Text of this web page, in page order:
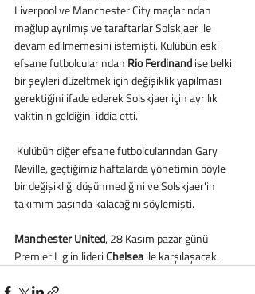
Liverpool ve Manchester City maçlarından
mağlup ayrılmış ve taraftarlar Solskjaer ile
devam edilmemesini istemişti. Kulübün eski
efsane futbolcularından Rio Ferdinand ise belki
bir şeyleri düzeltmek için değişiklik yapılması
gerektiğini ifade ederek Solskjaer için ayrılık
vaktinin geldiğini iddia etti.
Neville, geçtiğimiz haftalarda yönetimin böyle
bir değişikliği düşünmediğini ve Solskjaer'in
takımım başında kalacağını söylemişti.
Manchester United, 28 Kasım pazar günü
Premier Lig'in lideri Chelsea ile karşılaşacak.